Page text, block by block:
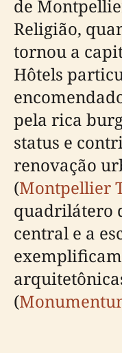
de
Religião,
tornou a
Hôtels
pela rica
status e
renovação
(Montpellier
quadrilátero
central e a
(